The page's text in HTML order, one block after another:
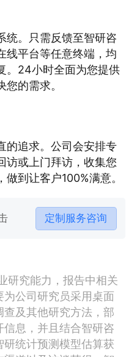
统。只需反馈至智研咨
线平台等任意终端，均
。24小时全面为您提供
的需求。
的追求。公司会安排专
访或上门拜访，收集您
到让客户100%满意。
定制服务咨询
研究能力，报告中相关
公司研究员采用桌面
及其他研究方法，部
息，并且结合智研咨
统计预测模型估算获